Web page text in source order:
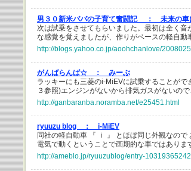
男３０新米パパの子育て奮闘記 ：
未来の車
次は試乗をさせてもらいました。最初は全く
な感覚を覚えましたが、作りがベースの軽自動
http://blogs.yahoo.co.jp/aoohchanlove/
がんばらんば☆ ：
みーぶ
ラッキーにも三菱のi-MiEVに試乗することが
３参照)エンジンがないから排気ガスがないの
http://ganbaranba.noramba.net/e25451.html
ryuuzu blog ：
i-MiEV
同社の軽自動車 『 ｉ 』 とほぼ同じ外観なの
電気で動くということで画期的な車ではありま
http://ameblo.jp/ryuuzublog/entry-